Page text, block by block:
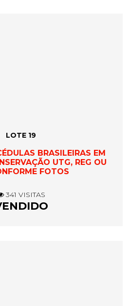
LOTE 19
BRASILEIRAS EM
UTG, REG OU
FOTOS
341 VISITAS